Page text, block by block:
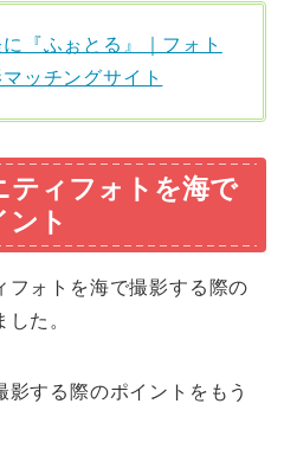
『ふぉとる』｜フォト
ッチングサイト
ティフォトを海で
ント
フォトを海で撮影する際の
た。
する際のポイントをもう